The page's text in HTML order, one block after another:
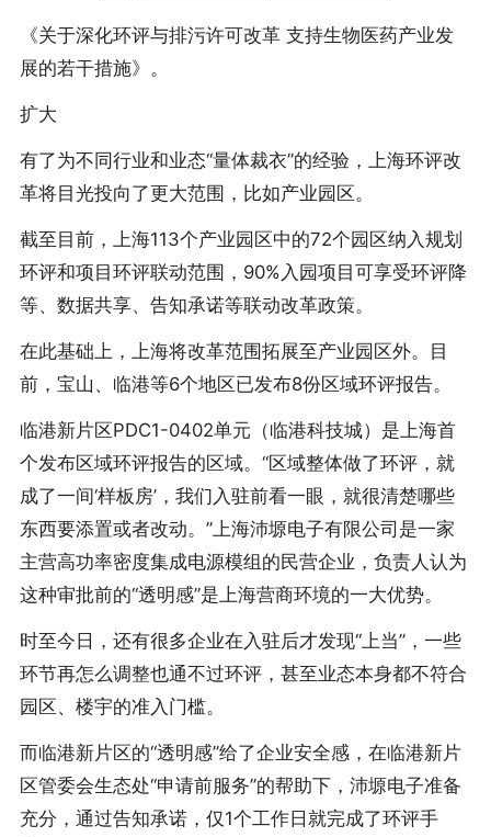
《关于深化环评与排污许可改革 支持生物医药产业发
展的若干措施》。
扩大
有了为不同行业和业态“量体裁衣”的经验，上海环评改
革将目光投向了更大范围，比如产业园区。
截至目前，上海113个产业园区中的72个园区纳入规划
环评和项目环评联动范围，90%入园项目可享受环评降
等、数据共享、告知承诺等联动改革政策。
在此基础上，上海将改革范围拓展至产业园区外。目
前，宝山、临港等6个地区已发布8份区域环评报告。
临港新片区PDC1-0402单元（临港科技城）是上海首
个发布区域环评报告的区域。“区域整体做了环评，就
成了一间‘样板房’，我们入驻前看一眼，就很清楚哪些
东西要添置或者改动。”上海沛塬电子有限公司是一家
主营高功率密度集成电源模组的民营企业，负责人认为
这种审批前的“透明感”是上海营商环境的一大优势。
时至今日，还有很多企业在入驻后才发现“上当”，一些
环节再怎么调整也通不过环评，甚至业态本身都不符合
园区、楼宇的准入门槛。
而临港新片区的“透明感”给了企业安全感，在临港新片
区管委会生态处“申请前服务”的帮助下，沛塬电子准备
充分，通过告知承诺，仅1个工作日就完成了环评手